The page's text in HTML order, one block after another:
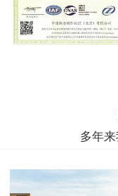
多年